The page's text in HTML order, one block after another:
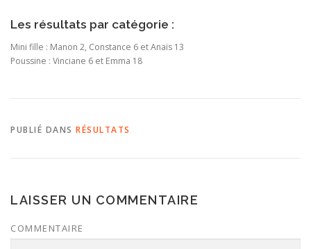
Les résultats par catégorie :
Mini fille : Manon 2, Constance 6 et Anaïs 13
Poussine : Vinciane 6 et Emma 18
PUBLIÉ DANS RÉSULTATS
LAISSER UN COMMENTAIRE
COMMENTAIRE